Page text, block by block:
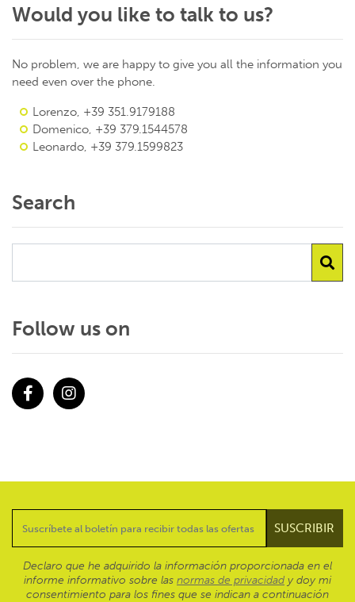
Would you like to talk to us?
No problem, we are happy to give you all the information you
need even over the phone.
Lorenzo, +39 351.9179188
Domenico, +39 379.1544578
Leonardo, +39 379.1599823
Search
Follow us on
Declaro que he adquirido la información proporcionada en el
informe informativo sobre las normas de privacidad y doy mi
consentimiento para los fines que se indican a continuación